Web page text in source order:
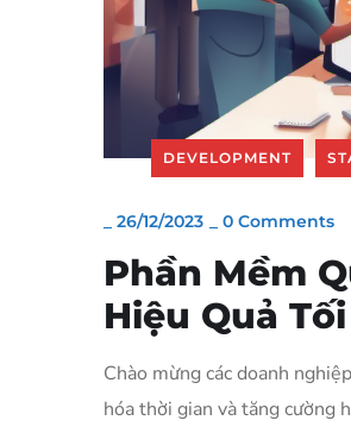
DEVELOPMENT
26/12/2023 0 Comments
Phần Mềm
Hiệu Quả
Chào mừng các doanh
hóa thời gian và tăng cường